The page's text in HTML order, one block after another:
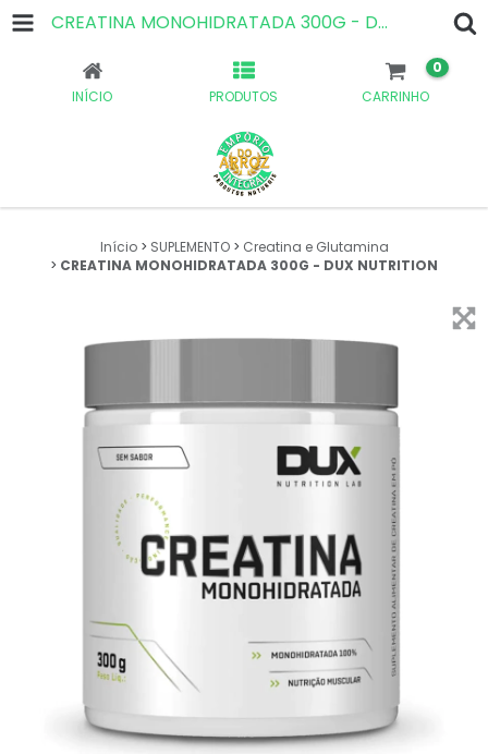
CREATINA MONOHIDRATADA 300G - DUX NUTRITION
INÍCIO PRODUTOS CARRINHO
0
Início > SUPLEMENTO > Creatina e Glutamina
> CREATINA MONOHIDRATADA 300G - DUX NUTRITION